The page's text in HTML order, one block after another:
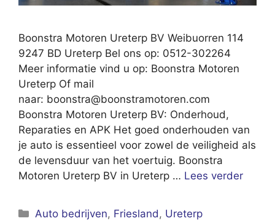
Boonstra Motoren Ureterp BV Weibuorren 114
9247 BD Ureterp Bel ons op: 0512-302264
Meer informatie vind u op: Boonstra Motoren
Ureterp Of mail
naar: boonstra@boonstramotoren.com
Boonstra Motoren Ureterp BV: Onderhoud,
Reparaties en APK Het goed onderhouden van
je auto is essentieel voor zowel de veiligheid als
de levensduur van het voertuig. Boonstra
Motoren Ureterp BV in Ureterp … Lees verder
Categorieën
Auto bedrijven, Friesland, Ureterp